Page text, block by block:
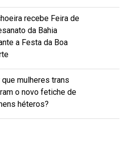
recebe Feira de
da Bahia
a Festa da Boa
que mulheres trans
o novo fetiche de
héteros?